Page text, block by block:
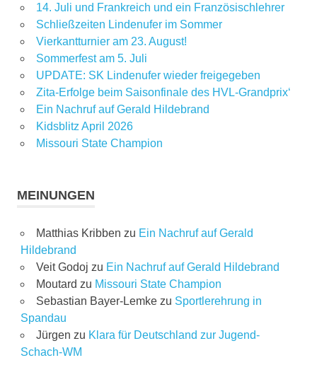
14. Juli und Frankreich und ein Französischlehrer
Schließzeiten Lindenufer im Sommer
Vierkantturnier am 23. August!
Sommerfest am 5. Juli
UPDATE: SK Lindenufer wieder freigegeben
Zita-Erfolge beim Saisonfinale des HVL-Grandprix‘
Ein Nachruf auf Gerald Hildebrand
Kidsblitz April 2026
Missouri State Champion
MEINUNGEN
Matthias Kribben zu Ein Nachruf auf Gerald
Hildebrand
Veit Godoj zu Ein Nachruf auf Gerald Hildebrand
Moutard zu Missouri State Champion
Sebastian Bayer-Lemkezu Sportlerehrung in
Spandau
Jürgen zu Klara für Deutschland zur Jugend-
Schach-WM